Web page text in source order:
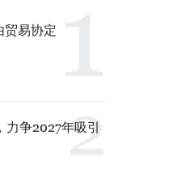
易协定
力争2027年吸引